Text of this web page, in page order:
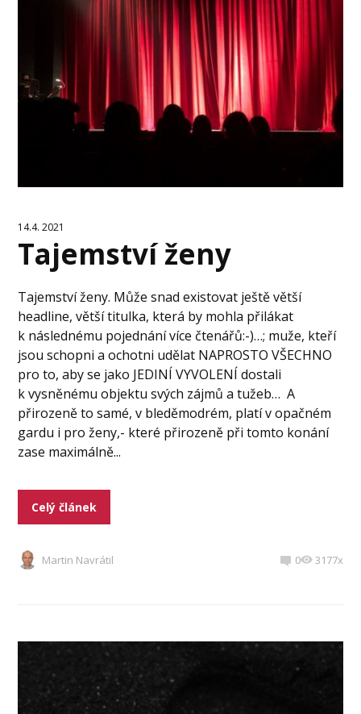
14.4. 2021
Tajemství ženy
Tajemství ženy. Může snad existovat ještě větší
headline, větší titulka, která by mohla přilákat
k následnému pojednání více čtenářů:-)…; muže, kteří
jsou schopni a ochotni udělat NAPROSTO VŠECHNO
pro to, aby se jako JEDINÍ VYVOLENÍ dostali
k vysněnému objektu svých zájmů a tužeb… A
přirozeně to samé, v bleděmodrém, platí v opačném
gardu i pro ženy,- které přirozeně při tomto konání
zase maximálně...
Celý článek
Martin Navrátil 0 3177x